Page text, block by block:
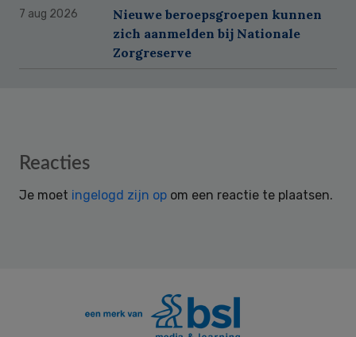
7 aug 2026
Nieuwe beroepsgroepen kunnen
zich aanmelden bij Nationale
Zorgreserve
Reader
Reacties
Je moet ingelogd zijn op om een reactie te plaatsen.